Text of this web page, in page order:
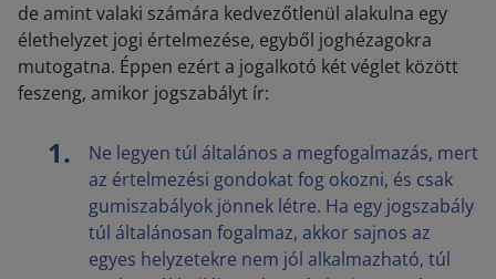
de amint valaki számára kedvezőtlenül alakulna egy
élethelyzet jogi értelmezése, egyből joghézagokra
mutogatna. Éppen ezért a jogalkotó két véglet között
feszeng, amikor jogszabályt ír:
Ne legyen túl általános a megfogalmazás, mert
az értelmezési gondokat fog okozni, és csak
gumiszabályok jönnek létre. Ha egy jogszabály
túl általánosan fogalmaz, akkor sajnos az
egyes helyzetekre nem jól alkalmazható, túl